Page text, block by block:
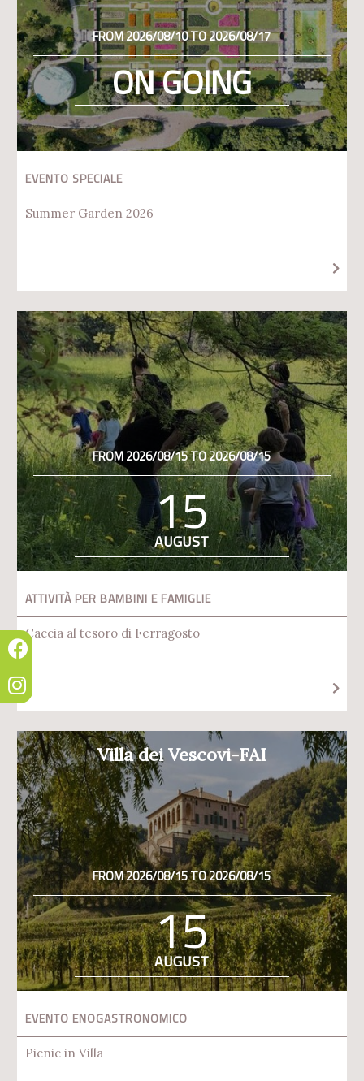
FROM 2026/08/10 TO 2026/08/17
ON GOING
EVENTO SPECIALE
Summer Garden 2026
FROM 2026/08/15 TO 2026/08/15
15
AUGUST
ATTIVITÀ PER BAMBINI E FAMIGLIE
Caccia al tesoro di Ferragosto
Villa dei Vescovi-FAI
FROM 2026/08/15 TO 2026/08/15
15
AUGUST
EVENTO ENOGASTRONOMICO
Picnic in Villa